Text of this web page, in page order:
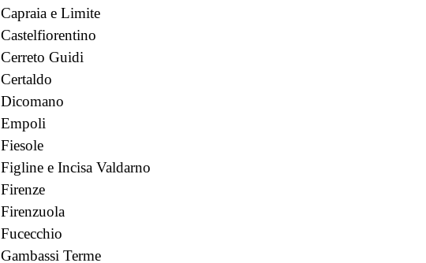
Capraia e Limite
Castelfiorentino
Cerreto Guidi
Certaldo
Dicomano
Empoli
Fiesole
Figline e Incisa Valdarno
Firenze
Firenzuola
Fucecchio
Gambassi Terme